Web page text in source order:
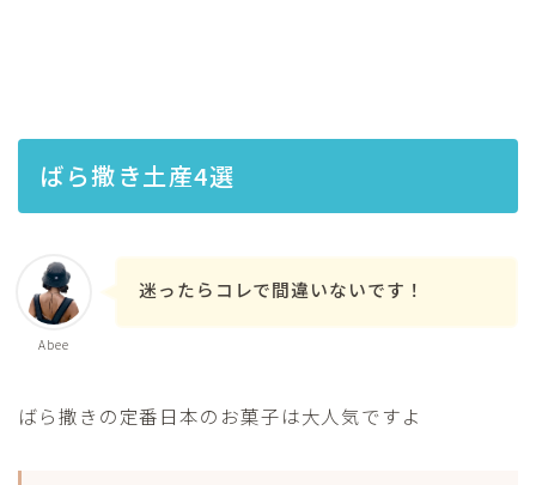
ばら撒き土産4選
Abee
迷ったらコレで間違いないです！
ばら撒きの定番日本のお菓子は大人気ですよ